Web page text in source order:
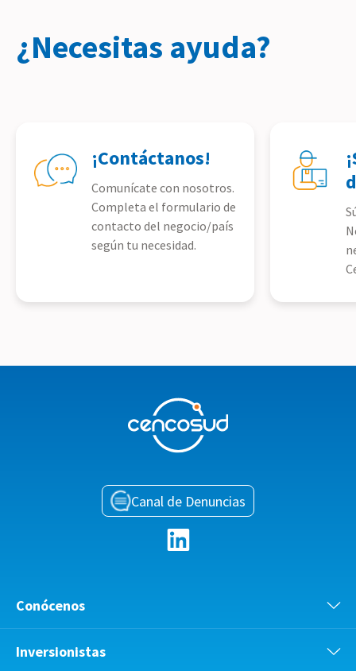
¿Necesitas ayuda?
¡Contáctanos!
Comunícate con nosotros.
Completa el formulario de
contacto del negocio/país
según tu necesidad.
Canal de Denuncias
Conócenos
Inversionistas